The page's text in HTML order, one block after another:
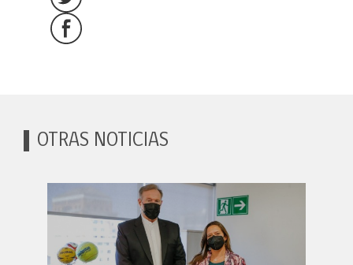
OTRAS NOTICIAS